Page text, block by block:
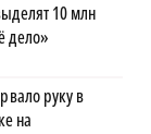
10 млн
дело»
руку в
на